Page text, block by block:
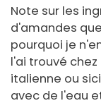
Note sur les
d'amandes
pourquoi je
l'ai trouvé
italienne ou
avec de l'eau